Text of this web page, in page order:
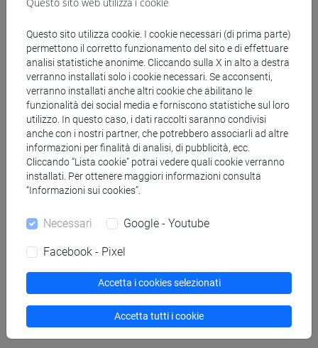
Docenti
ZOLIN Maria Bruna- 30h Lezione
Materiali didattici
Materiali su Moodle
Corsi di studio e percorsi
[EM12] GLOBAL DEVELOPMENT AND
global markets
Questo sito utilizza cookie. I cookie necessari (di prima parte)
permettono il corretto funzionamento del sito e di effettuare
analisi statistiche anonime. Cliccando sulla X in alto a destra
verranno installati solo i cookie necessari. Se acconsenti,
verranno installati anche altri cookie che abilitano le
funzionalità dei social media e forniscono statistiche sul loro
utilizzo. In questo caso, i dati raccolti saranno condivisi
anche con i nostri partner, che potrebbero associarli ad altre
informazioni per finalità di analisi, di pubblicità, ecc.
Cliccando “Lista cookie” potrai vedere quali cookie verranno
installati. Per ottenere maggiori informazioni consulta
“Informazioni sui cookies”.
Necessari Google - Youtube
Facebook - Pixel
Accetta i cookies selezionati
Accetta tutti i cookie